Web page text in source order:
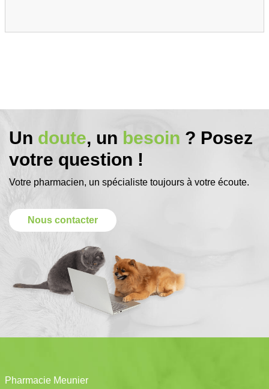
Un doute, un besoin ? Posez
votre question !
Votre pharmacien, un spécialiste toujours à votre écoute.
Nous contacter
Pharmacie Meunier